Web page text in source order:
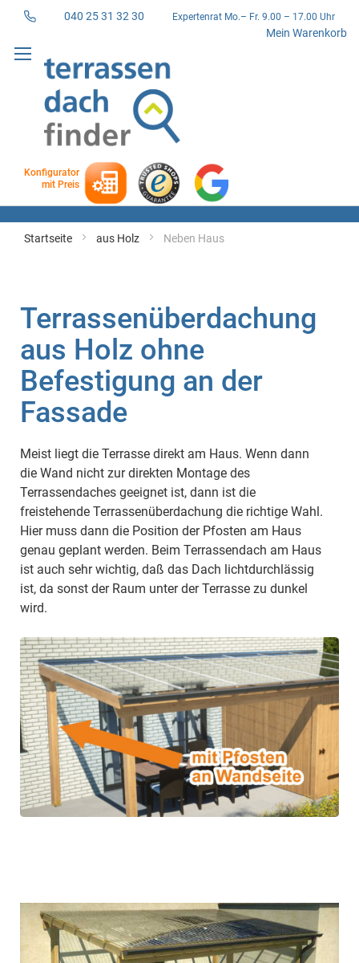
040 25 31 32 30 Expertenrat Mo.– Fr. 9.00 – 17.00 Uhr
Mein Warenkorb
zum
Konfigurator
mit Preis
Startseite aus Holz Neben Haus
Terrassenüberdachung
aus Holz ohne
Befestigung an der
Fassade
Meist liegt die Terrasse direkt am Haus. Wenn dann
die Wand nicht zur direkten Montage des
Terrassendaches geeignet ist, dann ist die
freistehende Terrassenüberdachung die richtige Wahl.
Hier muss dann die Position der Pfosten am Haus
genau geplant werden. Beim Terrassendach am Haus
ist auch sehr wichtig, daß das Dach lichtdurchlässig
ist, da sonst der Raum unter der Terrasse zu dunkel
wird.